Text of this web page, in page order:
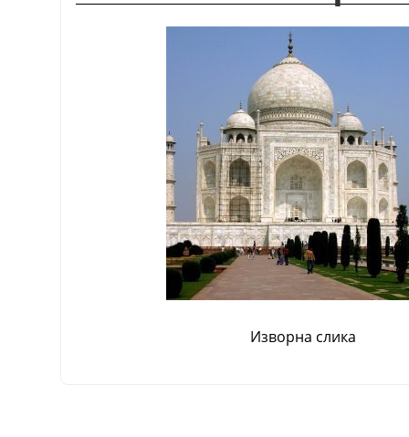
Изворна слика